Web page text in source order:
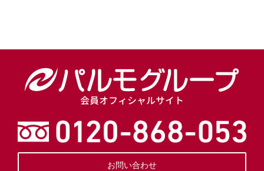
会員オフィシャルサイト
お問い合わせ